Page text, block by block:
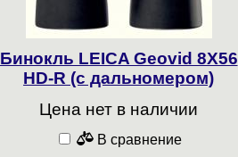
Бинокль LEICA Geovid 8X56
HD-R (с дальномером)
Цена нет в наличии
В сравнение